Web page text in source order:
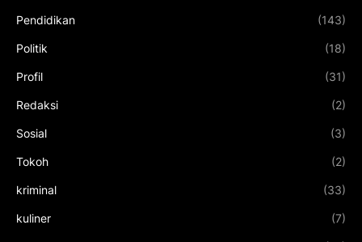
Pendidikan (143)
Politik (18)
Profil (31)
Redaksi (2)
Sosial (3)
Tokoh (2)
kriminal (33)
kuliner (7)